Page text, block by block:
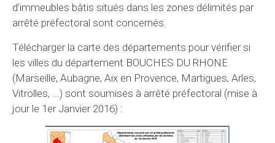
d’immeubles bâtis situés dans les zones délimités par
arrêté préfectoral sont concernés.
Télécharger la carte des départements pour vérifier si
les villes du département BOUCHES DU RHONE
(Marseille, Aubagne, Aix en Provence, Martigues, Arles,
Vitrolles, ...) sont soumises à arrêté préfectoral (mise à
jour le 1er Janvier 2016) :